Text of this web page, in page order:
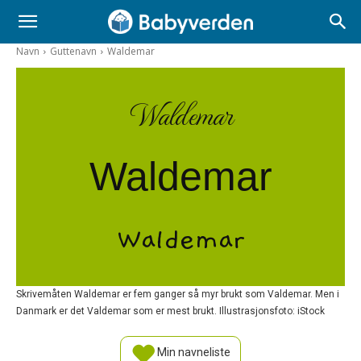
Navn Guttenavn Waldemar
Waldemar
Waldemar
Waldemar
Skrivemåten Waldemar er fem ganger så myr brukt som Valdemar. Men i
Danmark er det Valdemar som er mest brukt. Illustrasjonsfoto: iStock
Min navneliste